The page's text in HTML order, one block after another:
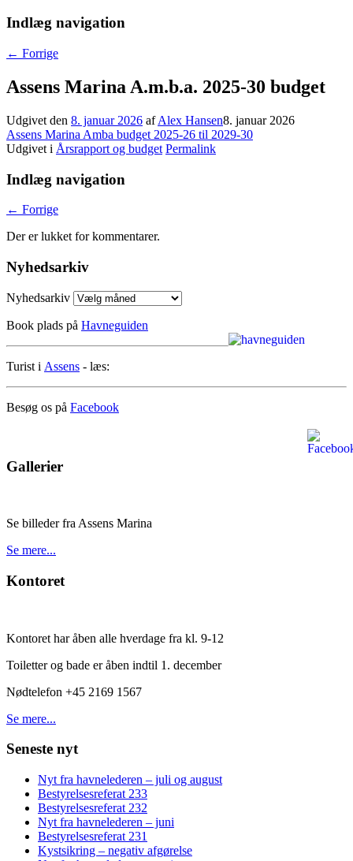
Indlæg navigation
← Forrige
Assens Marina A.m.b.a. 2025-30 budget
Udgivet den 8. januar 2026 afAlex Hansen8. januar 2026
Assens Marina Amba budget 2025-26 til 2029-30
Udgivet i Årsrapport og budget Permalink
Indlæg navigation
← Forrige
Der er lukket for kommentarer.
Nyhedsarkiv
Nyhedsarkiv
Book plads på Havneguiden
Turist i Assens - læs:
Besøg os på Facebook
Gallerier
Se billeder fra Assens Marina
Se mere...
Kontoret
Kontoret har åben alle hverdage fra kl. 9-12
Toiletter og bade er åben indtil 1. december
Nødtelefon +45 2169 1567
Se mere...
Seneste nyt
Nyt fra havnelederen – juli og august
Bestyrelsesreferat 233
Bestyrelsesreferat 232
Nyt fra havnelederen – juni
Bestyrelsesreferat 231
Kystsikring – negativ afgørelse